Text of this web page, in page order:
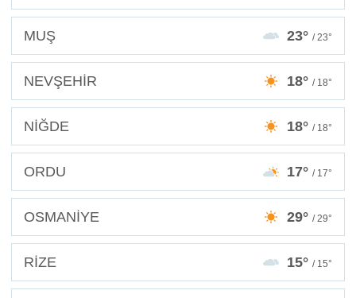
MUŞ 23° / 23°
NEVŞEHİR 18° / 18°
NİĞDE 18° / 18°
ORDU 17° / 17°
OSMANİYE 29° / 29°
RİZE 15° / 15°